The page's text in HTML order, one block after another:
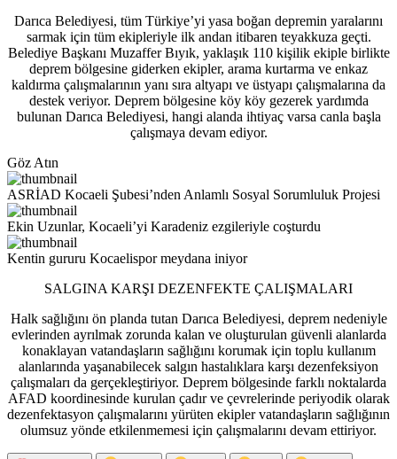
Darıca Belediyesi, tüm Türkiye’yi yasa boğan depremin yaralarını
sarmak için tüm ekipleriyle ilk andan itibaren teyakkuza geçti.
Belediye Başkanı Muzaffer Bıyık, yaklaşık 110 kişilik ekiple birlikte
deprem bölgesine giderken ekipler, arama kurtarma ve enkaz
kaldırma çalışmalarının yanı sıra altyapı ve üstyapı çalışmalarına da
destek veriyor. Deprem bölgesine köy köy gezerek yardımda
bulunan Darıca Belediyesi, hangi alanda ihtiyaç varsa canla başla
çalışmaya devam ediyor.
Göz Atın
ASRİAD Kocaeli Şubesi’nden Anlamlı Sosyal Sorumluluk Projesi
Ekin Uzunlar, Kocaeli’yi Karadeniz ezgileriyle coşturdu
Kentin gururu Kocaelispor meydana iniyor
SALGINA KARŞI DEZENFEKTE ÇALIŞMALARI
Halk sağlığını ön planda tutan Darıca Belediyesi, deprem nedeniyle
evlerinden ayrılmak zorunda kalan ve oluşturulan güvenli alanlarda
konaklayan vatandaşların sağlığını korumak için toplu kullanım
alanlarında yaşanabilecek salgın hastalıklara karşı dezenfeksiyon
çalışmaları da gerçekleştiriyor. Deprem bölgesinde farklı noktalarda
AFAD koordinesinde kurulan çadır ve çevrelerinde periyodik olarak
dezenfektasyon çalışmalarını yürüten ekipler vatandaşların sağlığının
olumsuz yönde etkilenmemesi için çalışmalarını devam ettiriyor.